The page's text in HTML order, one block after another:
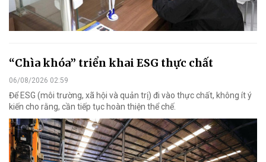
“Chìa khóa” triển khai ESG thực chất
06/08/2026 02:59
Để ESG (môi trường, xã hội và quản trị) đi vào thực chất, không ít ý
kiến cho rằng, cần tiếp tục hoàn thiện thể chế.